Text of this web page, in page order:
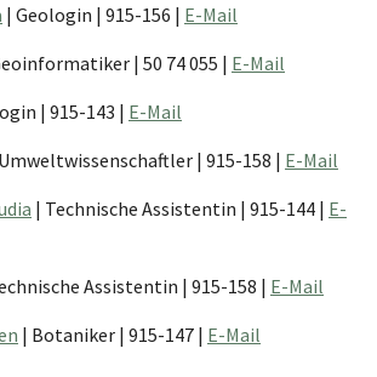
| Geologin | 915-156 | E-Mail
| 50 74 055 | E-Mail
| 915-143 | E-Mail
| 915-158 | E-Mail
| Technische Assistentin | 915-144 | E-
Assistentin | 915-158 | E-Mail
| Botaniker | 915-147 | E-Mail